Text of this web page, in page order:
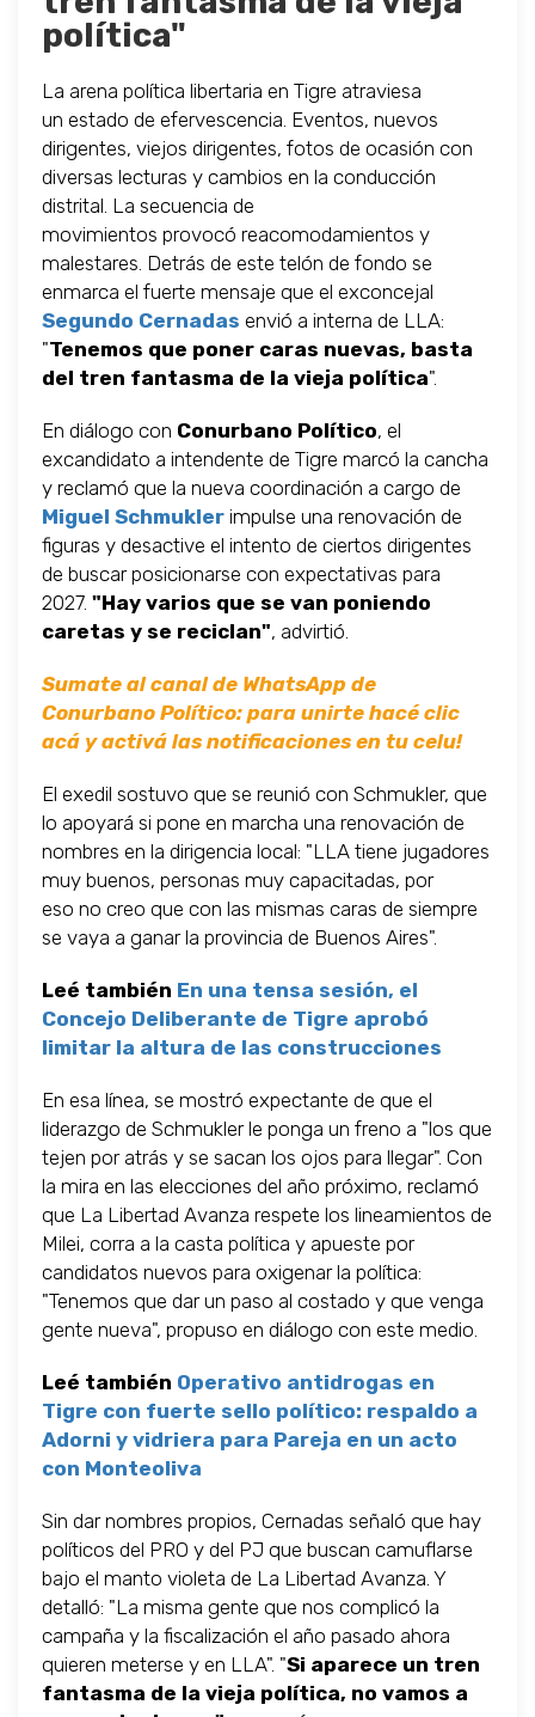
política"
La arena política libertaria en Tigre atraviesa
un estado de efervescencia. Eventos, nuevos
dirigentes, viejos dirigentes, fotos de ocasión con
diversas lecturas y cambios en la conducción
distrital. La secuencia de
movimientos provocó reacomodamientos y
malestares. Detrás de este telón de fondo se
enmarca el fuerte mensaje que el exconcejal
Segundo Cernadas envió a interna de LLA:
"Tenemos que poner caras nuevas, basta
del tren fantasma de la vieja política".
En diálogo con Conurbano Político, el
excandidato a intendente de Tigre marcó la cancha
y reclamó que la nueva coordinación a cargo de
Miguel Schmukler impulse una renovación de
figuras y desactive el intento de ciertos dirigentes
de buscar posicionarse con expectativas para
2027. "Hay varios que se van poniendo
caretas y se reciclan", advirtió.
Sumate al canal de WhatsApp de
Conurbano Político: para unirte hacé clic
acá y activá las notificaciones en tu celu!
El exedil sostuvo que se reunió con Schmukler, que
lo apoyará si pone en marcha una renovación de
nombres en la dirigencia local: "LLA tiene jugadores
muy buenos, personas muy capacitadas, por
eso no creo que con las mismas caras de siempre
se vaya a ganar la provincia de Buenos Aires".
Leé también En una tensa sesión, el
Concejo Deliberante de Tigre aprobó
limitar la altura de las construcciones
En esa línea, se mostró expectante de que el
liderazgo de Schmukler le ponga un freno a "los que
tejen por atrás y se sacan los ojos para llegar". Con
la mira en las elecciones del año próximo, reclamó
que La Libertad Avanza respete los lineamientos de
Milei, corra a la casta política y apueste por
candidatos nuevos para oxigenar la política:
"Tenemos que dar un paso al costado y que venga
gente nueva", propuso en diálogo con este medio.
Leé también Operativo antidrogas en
Tigre con fuerte sello político: respaldo a
Adorni y vidriera para Pareja en un acto
con Monteoliva
Sin dar nombres propios, Cernadas señaló que hay
políticos del PRO y del PJ que buscan camuflarse
bajo el manto violeta de La Libertad Avanza. Y
detalló: "La misma gente que nos complicó la
campaña y la fiscalización el año pasado ahora
quieren meterse y en LLA". "Si aparece un tren
fantasma de la vieja política, no vamos a